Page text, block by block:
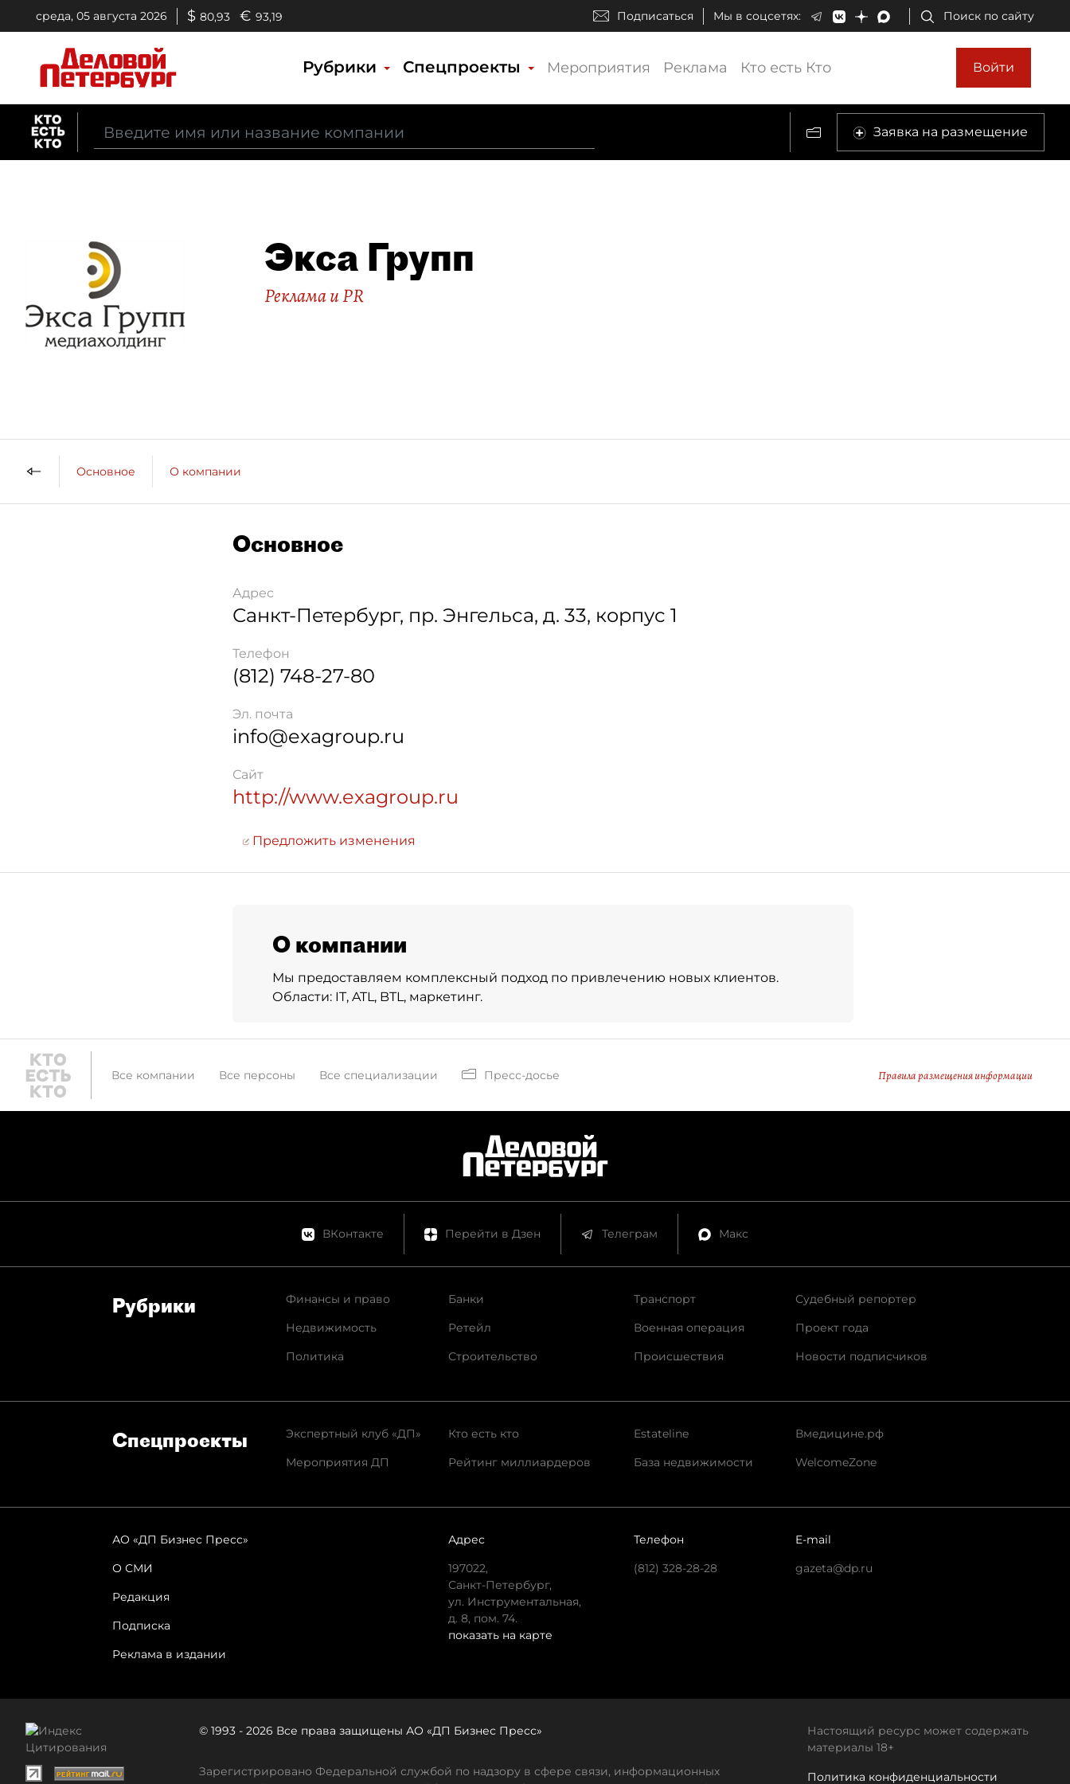
среда, 05 августа 2026 $ 80,93 € 93,19 Подписаться Мы в соцсетях: Поиск по сайту
Рубрики Спецпроекты Мероприятия Реклама Кто есть Кто Войти
Заявка на размещение
Экса Групп
Реклама и PR
Основное О компании
Основное
Адрес
Санкт-Петербург, пр. Энгельса, д. 33, корпус 1
Телефон
(812) 748-27-80
Эл. почта
info@exagroup.ru
Сайт
http://www.exagroup.ru
Предложить изменения
О компании
Мы предоставляем комплексный подход по привлечению новых клиентов.
Области: IT, ATL, BTL, маркетинг.
Все компании Все персоны Все специализации Пресс-досье Правила размещения информации
ВКонтакте Перейти в Дзен Телеграм Макс
Рубрики
Финансы и право
Недвижимость
Политика
Банки
Ретейл
Строительство
Транспорт
Военная операция
Происшествия
Судебный репортер
Проект года
Новости подписчиков
Спец­проекты
Экспертный клуб «ДП»
Мероприятия ДП
Кто есть кто
Рейтинг миллиардеров
Estateline
База недвижимости
Вмедицине.рф
WelcomeZone
АО «ДП Бизнес Пресс»
О СМИ
Редакция
Подписка
Реклама в издании
Адрес
197022,
Санкт-Петербург,
ул. Инструментальная,
д. 8, пом. 74.
показать на карте
Телефон
(812) 328-28-28
E-mail
gazeta@dp.ru
© 1993 - 2026 Все права защищены АО «ДП Бизнес Пресс»
Зарегистрировано Федеральной службой по надзору в сфере связи, информационных
Настоящий ресурс может содержать
материалы 18+
Политика конфиденциальности